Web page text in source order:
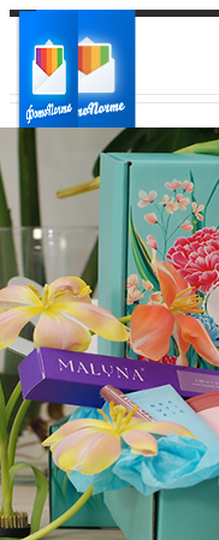
Ваш город:
Ваш регион доставки
Выберите из списка: